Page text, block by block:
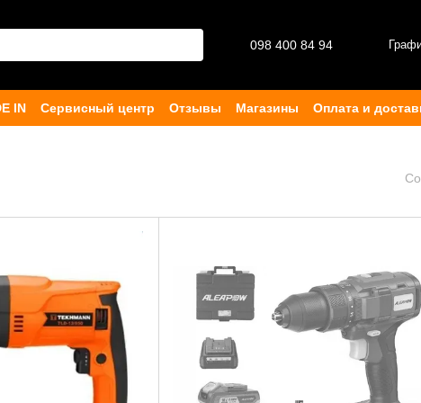
098 400 84 94‬
IN Сервисный центр Отзывы Магазины Оплата и